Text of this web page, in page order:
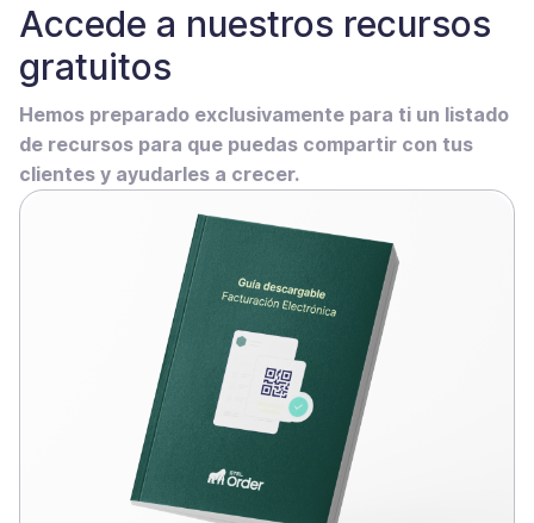
Accede a nuestros recursos
gratuitos
Hemos preparado exclusivamente para ti un listado
de recursos para que puedas compartir con tus
clientes y ayudarles a crecer.